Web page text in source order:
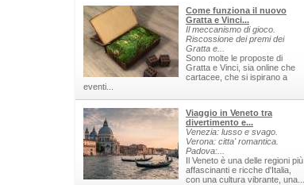
Come funziona il nuovo
Gratta e Vinci...
Il meccanismo di gioco.
Riscossione dei premi dei
Gratta e...
Sono molte le proposte di
Gratta e Vinci, sia online che
cartacee, che si ispirano a
eventi...
Viaggio in Veneto tra
divertimento e...
Venezia: lusso e svago.
Verona: citta' romantica.
Padova:...
Il Veneto è una delle regioni più
affascinanti e ricche d'Italia,
con una cultura vibrante, una...